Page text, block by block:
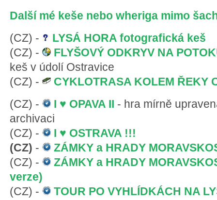
Další mé keše nebo wheriga mimo
(CZ) -
LYSÁ HORA fotografická keš
(CZ) -
FLYŠOVÝ ODKRYV NA
keš v údolí Ostravice
(CZ) -
CYKLOTRASA KOLEM ŘEKY
(CZ) -
I ♥ OPAVA II - hra mírně
archivaci
(CZ) -
I ♥ OSTRAVA !!!
(CZ) -
ZÁMKY a HRADY
(CZ) -
ZÁMKY a HRADY
verze)
(CZ) -
TOUR PO VYHLÍDKÁCH NA